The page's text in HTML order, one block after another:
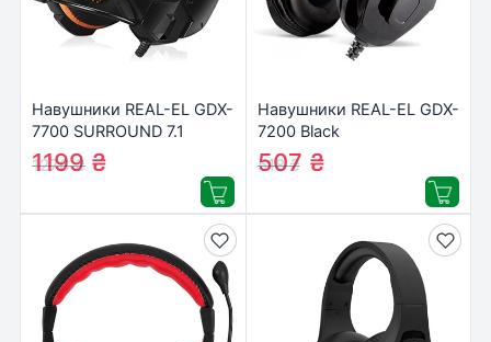
Навушники REAL-EL GDX-
7700 SURROUND 7.1
black-orange
1276₴
1199 ₴
Навушники REAL-EL GDX-
7200 Black
518₴
507 ₴